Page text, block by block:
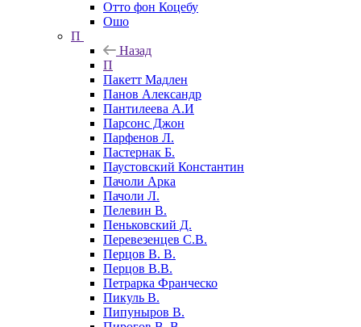
Отто фон Коцебу
Ошо
П
Назад
П
Пакетт Мадлен
Панов Александр
Пантилеева А.И
Парсонс Джон
Парфенов Л.
Пастернак Б.
Паустовский Константин
Пачоли Арка
Пачоли Л.
Пелевин В.
Пеньковский Д.
Перевезенцев С.В.
Перцов В. В.
Перцов В.В.
Петрарка Франческо
Пикуль В.
Пипуныров В.